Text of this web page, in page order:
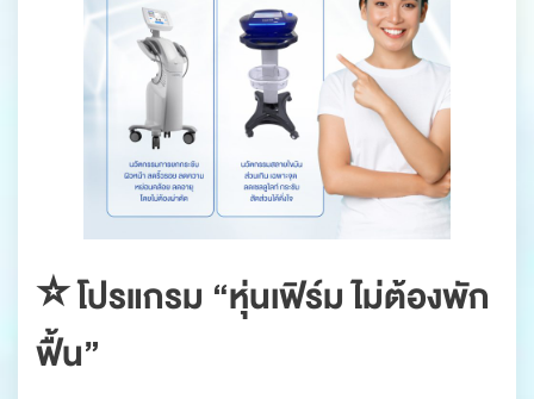
⭐️ โปรแกรม “หุ่นเฟิร์ม ไม่ต้องพัก
ฟื้น”